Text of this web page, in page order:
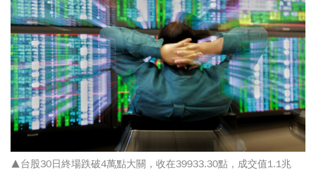
▲台股30日終場跌破4萬點大關，收在39933.30點，成交值1.1兆